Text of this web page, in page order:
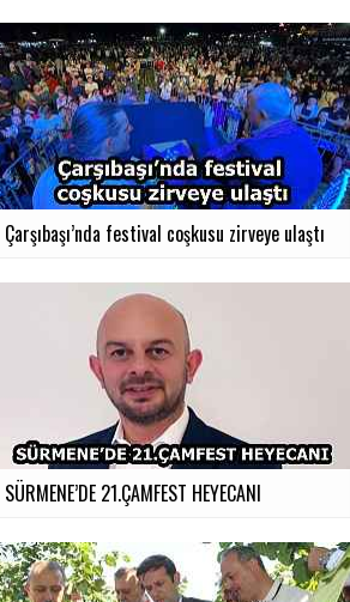
Çarşıbaşı’nda festival coşkusu zirveye ulaştı
SÜRMENE’DE 21.ÇAMFEST HEYECANI